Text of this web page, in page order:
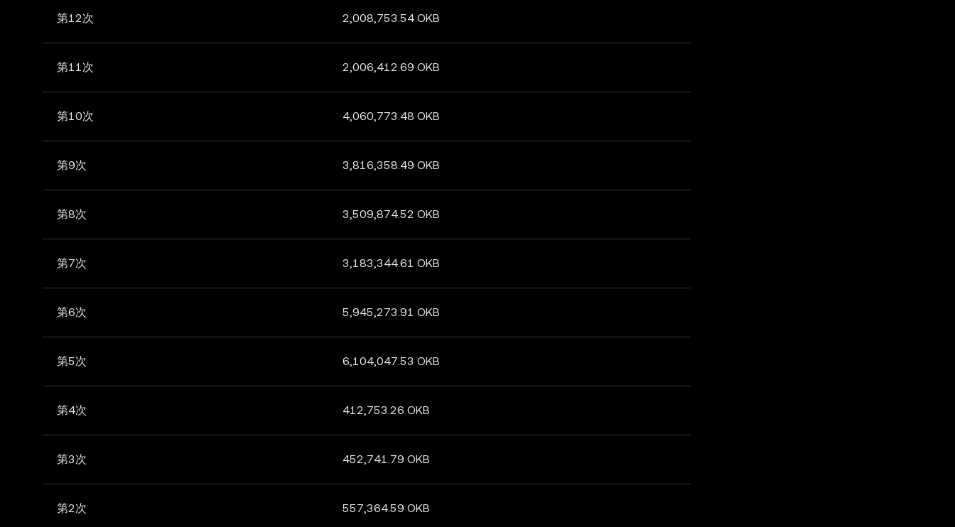
第12次 2,008,753.54 OKB
第11次 2,006,412.69 OKB
第10次 4,060,773.48 OKB
第9次 3,816,358.49 OKB
第8次 3,509,874.52 OKB
第7次 3,183,344.61 OKB
第6次 5,945,273.91 OKB
第5次 6,104,047.53 OKB
第4次 412,753.26 OKB
第3次 452,741.79 OKB
第2次 557,364.59 OKB